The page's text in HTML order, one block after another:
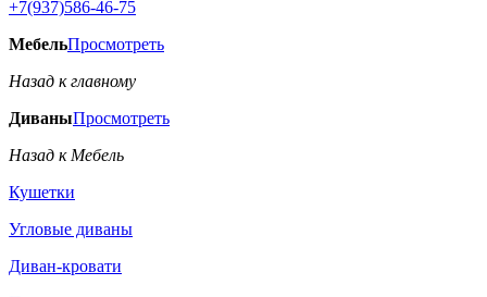
+7(937)586-46-75
МебельПросмотреть
Назад к главному
ДиваныПросмотреть
Назад к Мебель
Кушетки
Угловые диваны
Диван-кровати